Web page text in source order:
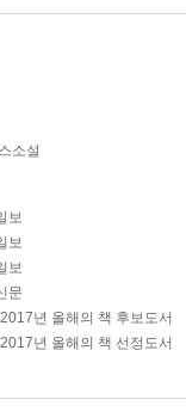
소설
보
보
보
문
2017년 올해의 책 후보도서
2017년 올해의 책 선정도서